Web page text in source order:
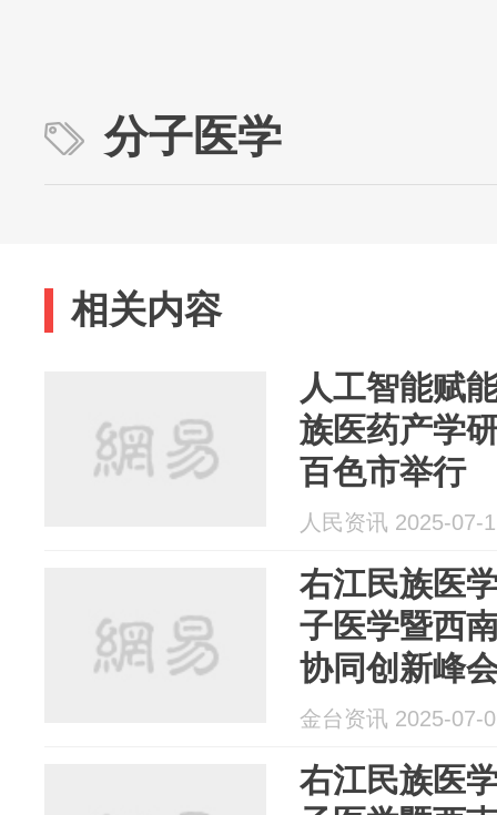
分子医学
相关内容
人工智能赋
族医药产学
百色市举行
人民资讯 2025-07-
右江民族医
子医学暨西
协同创新峰
金台资讯 2025-07-
右江民族医